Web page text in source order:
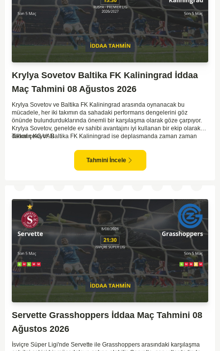
Krylya Sovetov Baltika FK Kaliningrad İddaa
Maç Tahmini 08 Ağustos 2026
Krylya Sovetov ve Baltika FK Kaliningrad arasında oynanacak bu
mücadele, her iki takımın da sahadaki performans dengelerini göz
önünde bulundurduklarında önemli bir karşılaşma olarak göze çarpıyor.
Krylya Sovetov, genelde ev sahibi avantajını iyi kullanan bir ekip olarak
dikkat çekiyor. Baltika FK Kaliningrad ise deplasmanda zaman zaman
ve seyirci desteğini arkasına alarak gol yollarında etkili olması, maçın
seyrini değiştirebilecek bir faktör olarak değerlendiriliyor. Bununla birlikte,
Baltika'nın savunma direncini kırabilmesi, maçı daha heyecanlı hale
Tahmin KG VAR
Tahmini İncele
Servette Grasshoppers İddaa Maç Tahmini 08
Ağustos 2026
İsviçre Süper Ligi'nde Servette ile Grasshoppers arasındaki karşılaşma